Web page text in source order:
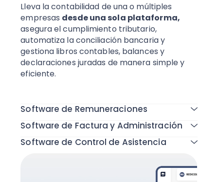
Lleva la contabilidad de una o múltiples
empresas desde una sola plataforma,
asegura el cumplimiento tributario,
automatiza la conciliación bancaria y
gestiona libros contables, balances y
declaraciones juradas de manera simple y
eficiente.
Software de Remuneraciones
Software de Factura y Administración
Software de Control de Asistencia